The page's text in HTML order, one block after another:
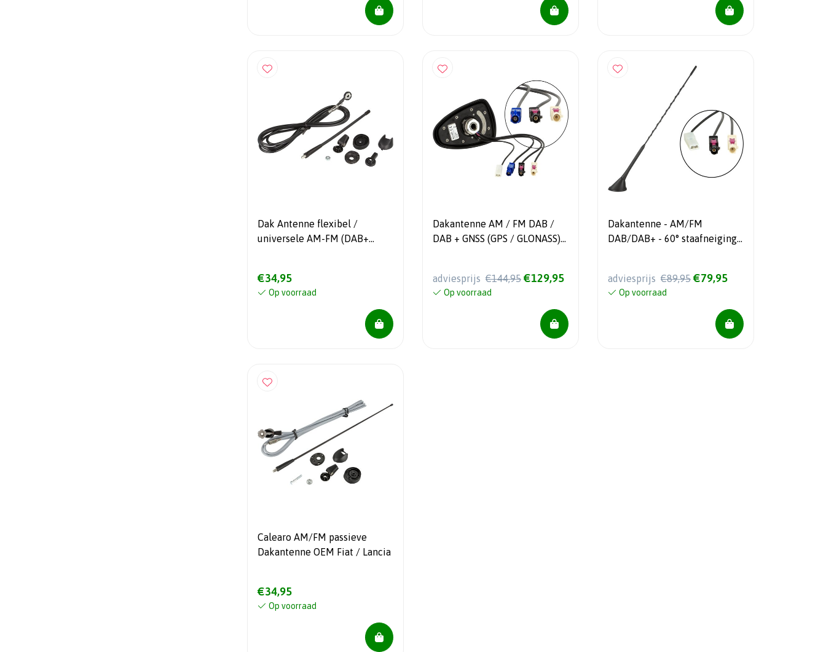
Dak Antenne flexibel /
universele AM-FM (DAB+
€34,95
Op voorraad
Dakantenne AM / FM DAB /
DAB + GNSS (GPS / GLONASS)
adviesprijs €144,95 €129,95
Op voorraad
Dakantenne - AM/FM
DAB/DAB+ - 60° staafneiging -
adviesprijs €89,95 €79,95
Op voorraad
Calearo AM/FM passieve
Dakantenne OEM Fiat / Lancia
€34,95
Op voorraad